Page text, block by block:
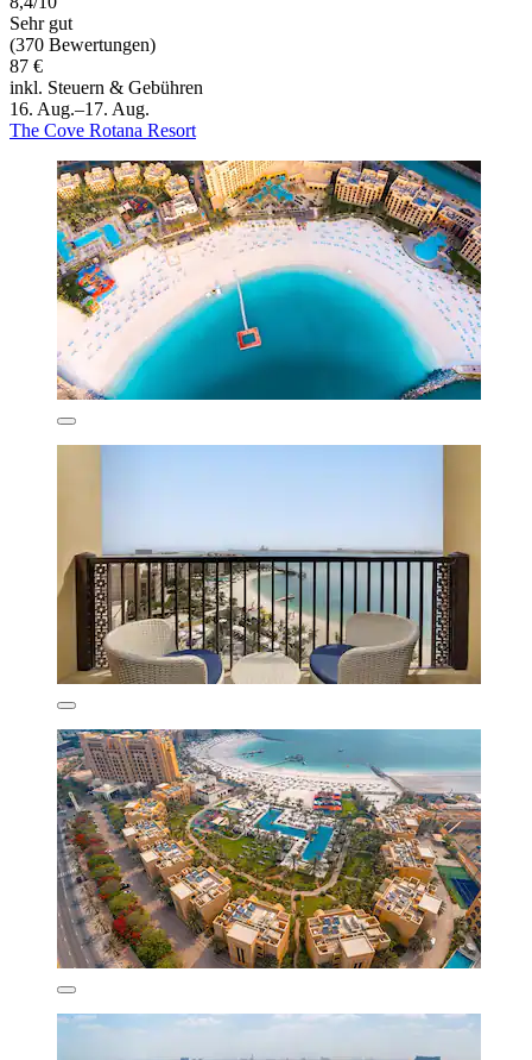
Sehr gut
(370 Bewertungen)
87 €
inkl. Steuern & Gebühren
16. Aug.–17. Aug.
The Cove Rotana Resort